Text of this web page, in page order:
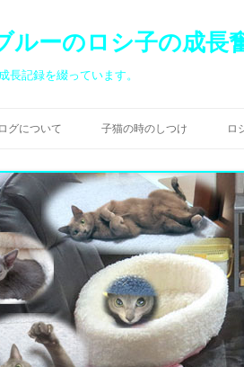
ルーのロシ子の成長
長記録を綴っています。
グについて 子猫の時のしつけ ロ